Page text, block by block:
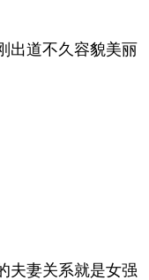
出道不久容貌美丽
夫妻关系就是女强